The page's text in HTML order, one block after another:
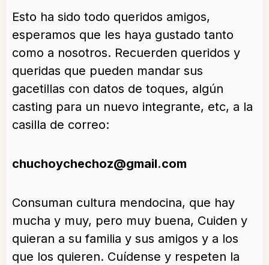
Esto ha sido todo queridos amigos,
esperamos que les haya gustado tanto
como a nosotros. Recuerden queridos y
queridas que pueden mandar sus
gacetillas con datos de toques, algún
casting para un nuevo integrante, etc, a la
casilla de correo:
chuchoychechoz@gmail.com
Consuman cultura mendocina, que hay
mucha y muy, pero muy buena, Cuiden y
quieran a su familia y sus amigos y a los
que los quieren. Cuídense y respeten la